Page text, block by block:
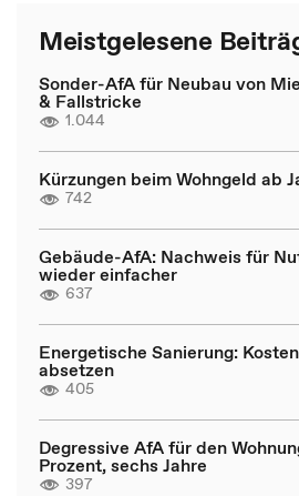
Meistgelesene
Sonder-AfA für Neubau von
& Fallstricke
1.044
Kürzungen beim Wohngeld ab
742
Gebäude-AfA: Nachweis für
wieder einfacher
637
Energetische Sanierung:
absetzen
405
Degressive AfA für den
Prozent, sechs Jahre
397